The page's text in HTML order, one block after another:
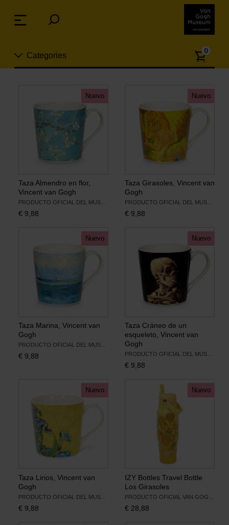
links
Jump
content
navigation
Categories
Hogar y Cocina
Lienzos y Láminas
0
Nuevo
Taza Almendro en flor,
Vincent van Gogh
€ 9,88
Nuevo
Taza Girasoles, Vincent van
Gogh
€ 9,88
Nuevo
Taza Marina, Vincent van
Gogh
€ 9,88
Nuevo
Taza Cráneo de un
esqueleto, Vincent van
Gogh
€ 9,88
Nuevo
Taza Lirios, Vincent van
Gogh
€ 9,88
Nuevo
IZY Bottles Travel Bottle
Los Girasoles
€ 28,88
Menu